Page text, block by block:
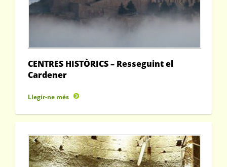
CENTRES HISTÒRICS – Resseguint el
Cardener
Llegir-ne més